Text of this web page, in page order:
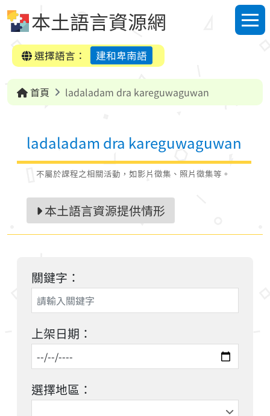
本土語言資源網
選單
選擇語言：
建和卑南語
首頁 ladaladam dra kareguwaguwan
ladaladam dra kareguwaguwan
不屬於課程之相關活動，如影片徵集、照片徵集等。
本土語言資源提供情形
關鍵字：
上架日期：
選擇地區：